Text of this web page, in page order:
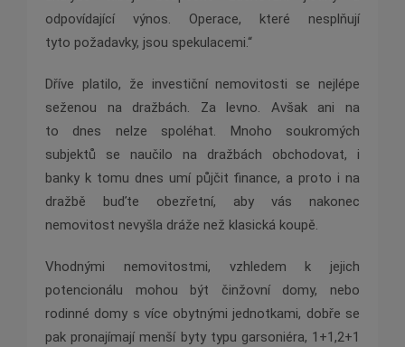
odpovídající výnos. Operace, které nesplňují
tyto požadavky, jsou spekulacemi.“
Dříve platilo, že investiční nemovitosti se nejlépe
seženou na dražbách. Za levno. Avšak ani na
to dnes nelze spoléhat. Mnoho soukromých
subjektů se naučilo na dražbách obchodovat, i
banky k tomu dnes umí půjčit finance, a proto i na
dražbě buďte obezřetní, aby vás nakonec
nemovitost nevyšla dráže než klasická koupě.
Vhodnými nemovitostmi, vzhledem k jejich
potencionálu mohou být činžovní domy, nebo
rodinné domy s více obytnými jednotkami, dobře se
pak pronajímají menší byty typu garsoniéra, 1+1,2+1